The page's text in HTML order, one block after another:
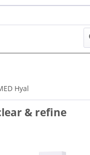
Hyal
& refine